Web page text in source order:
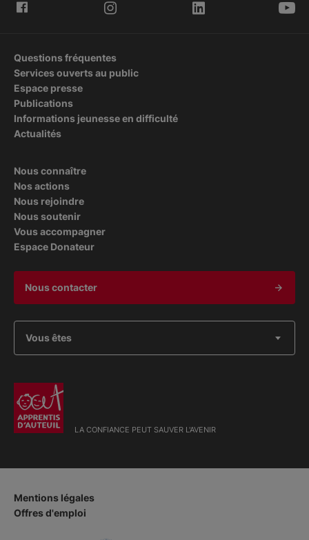
Questions fréquentes
Services ouverts au public
Espace presse
Publications
Informations jeunesse en difficulté
Actualités
Nous connaître
Nos actions
Nous rejoindre
Nous soutenir
Vous accompagner
Espace Donateur
Nous contacter
Vous êtes
LA CONFIANCE PEUT SAUVER L'AVENIR
Mentions légales
Offres d'emploi